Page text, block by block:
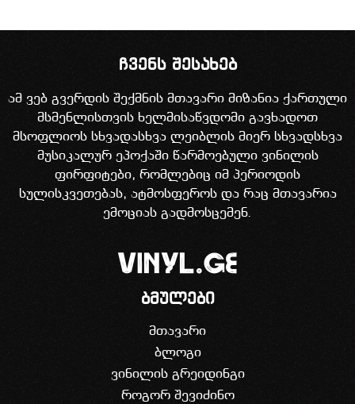
ჩვენს შესახებ
ამ ვებ გვერდის შექმნის მთავარი მიზანია ქართული
მსმენლისთვის ხელმისაწვდომი გავხადოთ
მსოფლიოს სხვადასხვა ლეიბლის მიერ სხვადსხვა
მუსიკალურ ეპოქაში წარმოებული ვინილის
ფირფიტები, რომლებიც იმ პერიოდის
სულისკვეთებას, ატმოსფეროს და რაც მთავარია
ემოციას გადმოსცემენ.
ბმულები
მთავარი
ბლოგი
ვინილის გრეიდინგი
როგორ შევიძინო